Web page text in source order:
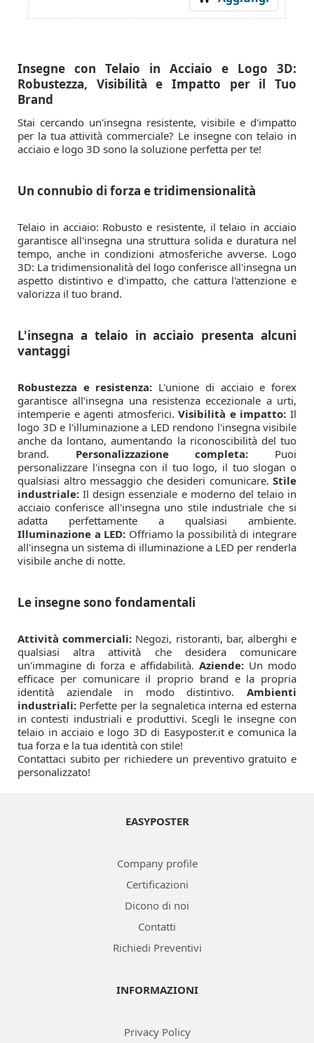
Insegne con Telaio in Acciaio e Logo 3D:
Robustezza, Visibilità e Impatto per il Tuo
Brand
Stai cercando un'insegna resistente, visibile e d'impatto
per la tua attività commerciale? Le insegne con telaio in
acciaio e logo 3D sono la soluzione perfetta per te!
Un connubio di forza e tridimensionalità
Telaio in acciaio: Robusto e resistente, il telaio in acciaio
garantisce all'insegna una struttura solida e duratura nel
tempo, anche in condizioni atmosferiche avverse. Logo
3D: La tridimensionalità del logo conferisce all'insegna un
aspetto distintivo e d'impatto, che cattura l'attenzione e
valorizza il tuo brand.
L'insegna a telaio in acciaio presenta alcuni
vantaggi
Robustezza e resistenza: L'unione di acciaio e forex
garantisce all'insegna una resistenza eccezionale a urti,
intemperie e agenti atmosferici.Visibilità e impatto: Il
logo 3D e l'illuminazione a LED rendono l'insegna visibile
anche da lontano, aumentando la riconoscibilità del tuo
brand. Personalizzazione completa: Puoi
personalizzare l'insegna con il tuo logo, il tuo slogan o
qualsiasi altro messaggio che desideri comunicare. Stile
industriale: Il design essenziale e moderno del telaio in
acciaio conferisce all'insegna uno stile industriale che si
adatta perfettamente a qualsiasi ambiente.
Illuminazione a LED: Offriamo la possibilità di integrare
all'insegna un sistema di illuminazione a LED per renderla
visibile anche di notte.
Le insegne sono fondamentali
Attività commerciali: Negozi, ristoranti, bar, alberghi e
qualsiasi altra attività che desidera comunicare
un'immagine di forza e affidabilità. Aziende: Un modo
efficace per comunicare il proprio brand e la propria
identità aziendale in modo distintivo. Ambienti
industriali: Perfette per la segnaletica interna ed esterna
in contesti industriali e produttivi. Scegli le insegne con
telaio in acciaio e logo 3D di Easyposter.it e comunica la
tua forza e la tua identità con stile!
Contattaci subito per richiedere un preventivo gratuito e
personalizzato!
EASYPOSTER
Company profile
Certificazioni
Dicono di noi
Contatti
Richiedi Preventivi
INFORMAZIONI
Privacy Policy